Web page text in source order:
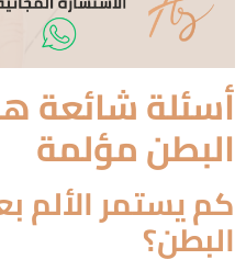
أسئلة شائعة
البطن مؤلمة
كم يستمر الألم
البطن؟